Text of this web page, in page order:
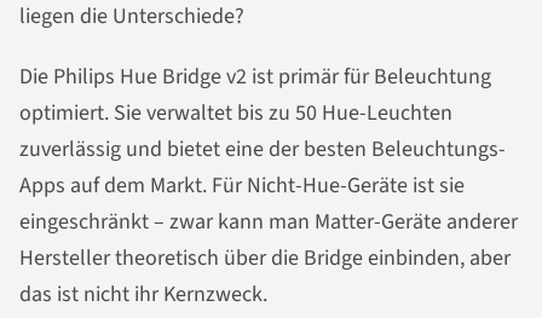
liegen die Unterschiede?
Die Philips Hue Bridge v2 ist primär für Beleuchtung
optimiert. Sie verwaltet bis zu 50 Hue-Leuchten
zuverlässig und bietet eine der besten Beleuchtungs-
Apps auf dem Markt. Für Nicht-Hue-Geräte ist sie
eingeschränkt – zwar kann man Matter-Geräte anderer
Hersteller theoretisch über die Bridge einbinden, aber
das ist nicht ihr Kernzweck.